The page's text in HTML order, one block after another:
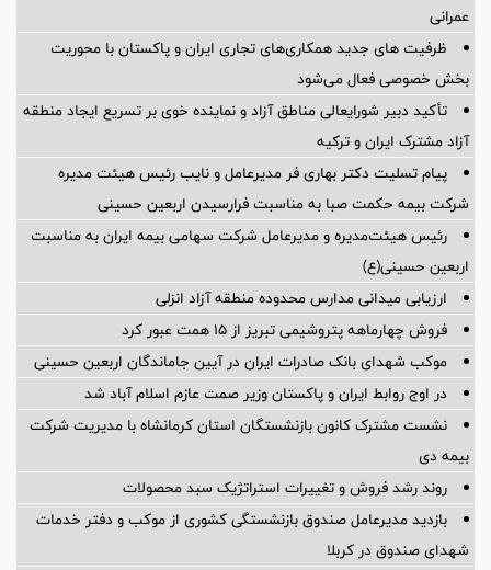
عمرانی
ظرفیت های جدید همکاری‌های تجاری ایران و پاکستان با محوریت
بخش خصوصی فعال می‌شود
تأکید دبیر شورایعالی مناطق آزاد و نماینده خوی بر تسریع ایجاد منطقه
آزاد مشترک ایران و ترکیه
پیام تسلیت دکتر بهاری فر مدیرعامل و نایب رئیس هیئت مدیره
شرکت بیمه حکمت صبا به مناسبت فرارسیدن اربعین حسینی
رئیس هیئت‌مدیره و مدیرعامل شرکت سهامی بیمه ایران به مناسبت
اربعین حسینی(ع)
ارزیابی میدانی مدارس محدوده منطقه آزاد انزلی
فروش چهارماهه پتروشیمی تبریز از ۱۵ همت عبور کرد
موکب شهدای بانک صادرات ایران در آیین جاماندگان اربعین حسینی
در اوج روابط ایران و پاکستان وزیر صمت عازم اسلام آباد شد
نشست مشترک کانون بازنشستگان استان کرمانشاه با مدیریت شرکت
بیمه دی
روند رشد فروش و تغییرات استراتژیک سبد محصولات
بازدید مدیرعامل صندوق بازنشستگی کشوری از موکب و دفتر خدمات
شهدای صندوق در کربلا